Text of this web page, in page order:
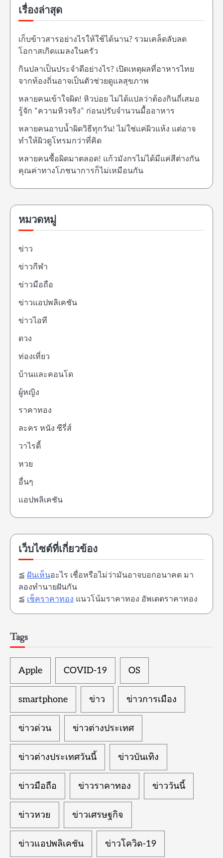
เรื่องล่าสุด
เก็บข้าวสารอย่างไรให้ใช้ได้นาน? รวมเคล็ดลับลด
โอกาสเกิดแมลงในครัว
กินปลาเป็นประจำดีอย่างไร? เปิดเหตุผลที่อาหารไทย
จากท้องถิ่นอาจเป็นตัวช่วยดูแลสุขภาพ
หลายคนเข้าใจผิด! หิวบ่อย ไม่ได้แปลว่าต้องกินถี่เสมอ
รู้จัก “ความหิวจริง” ก่อนปรับจำนวนมื้ออาหาร
หลายคนอาบน้ำผิดวิธีทุกวัน! ไม่ใช่แค่ผิวแห้ง แต่อาจ
ทำให้ผิวดูโทรมกว่าที่คิด
หลายคนซื้อผิดมาตลอด! แก้วมังกรไม่ได้มีแค่สีต่างกัน
คุณค่าทางโภชนาการก็ไม่เหมือนกัน
หมวดหมู่
ข่าว
ข่าวกีฬา
ข่าวมือถือ
ข่าวแอปพลิเคชัน
ข่าวไอที
ดวง
ท่องเที่ยว
บ้านและคอนโด
ผู้หญิง
ราคาทอง
ละคร หนัง ซีรี่ส์
วาไรตี้
หวย
อื่นๆ
แอปพลิเคชัน
เว็บไซต์ที่เกี่ยวข้อง
≦ ฝันเห็นอะไร เชื่อหรือไม่ว่ามันอาจบอกอนาคต มา
ลองทำนายฝันกัน
≦ เช็คราคาทอง แนวโน้มราคาทอง อัพเดตราคาทอง
Tags
Apple COVID-19 OS
smartphone ข่าว ข่าวการเมือง
ข่าวด่วน ข่าวต่างประเทศ
ข่าวต่างประเทศวันนี้ ข่าวบันเทิง
ข่าวมือถือ ข่าวราคาทอง ข่าววันนี้
ข่าวหวย ข่าวเศรษฐกิจ
ข่าวแอปพลิเคชัน ข่าวโควิด-19